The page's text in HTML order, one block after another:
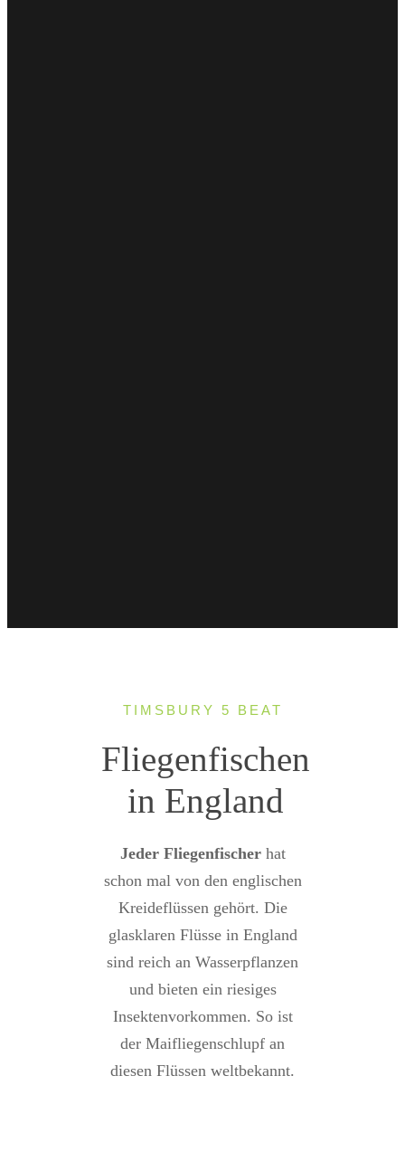
TIMSBURY 5 BEAT
Fliegenfischen
in England
Jeder Fliegenfischerhat
schon mal von den englischen
Kreideflüssen gehört. Die
glasklaren Flüsse in England
sind reich an Wasserpflanzen
und bieten ein riesiges
Insektenvorkommen. So ist
der Maifliegenschlupf an
diesen Flüssen weltbekannt.